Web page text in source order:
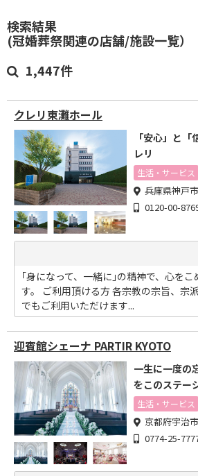
検索結果
(冠婚葬祭関連の店舗/施設一覧）
1,447件
クレリ東灘ホール
「安心」と
レリ
生活・サービス
兵庫県神戸
0120-00-
｢身になって、一緒に｣の精神で、心を
す。 ご利用頂ける方 各宗教の宗旨、宗
でもご利用いただけます...
迎賓館シェーナ PARTIR KYOTO
一生に一度の
をこのステー
生活・サービス
京都府宇治
0774-25-